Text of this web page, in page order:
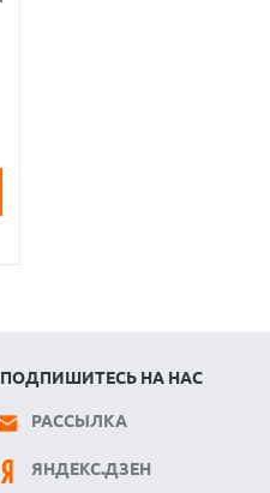
ПОДПИШИТЕСЬ НА НАС
РАССЫЛКА
ЯНДЕКС.ДЗЕН